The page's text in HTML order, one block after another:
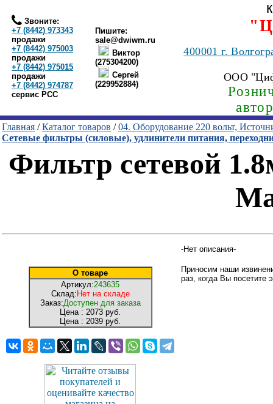
Звоните:
+7 (8442) 973343
продажи
+7 (8442) 975003
продажи
+7 (8442) 975015
продажи
+7 (8442) 974787
сервис РСС
Пишите:
sale@dwiwm.ru
Виктор
(275304200)
Сергей
(229952884)
400001г.
ООО
Главная /Каталог товаров /04. Оборудование 220 вольт,
Сетевые фильтры (силовые), удлинители питания,
Фильтр сетевой
О товаре
Артикул:243635
Склад: Нет на складе
Заказ:Доступен для заказа
Цена : 2073 руб.
Цена : 2039 руб.
-Нет описания-
Приносим наши
раз, когда Вы посетите